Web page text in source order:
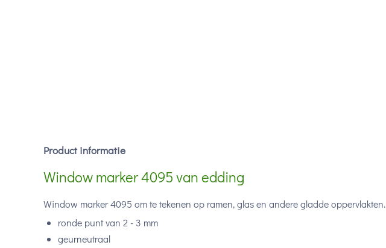
Product informatie
Window marker 4095 van edding
Window marker 4095 om te tekenen op ramen, glas en andere gladde oppervlakten.
ronde punt van 2 - 3 mm
geurneutraal